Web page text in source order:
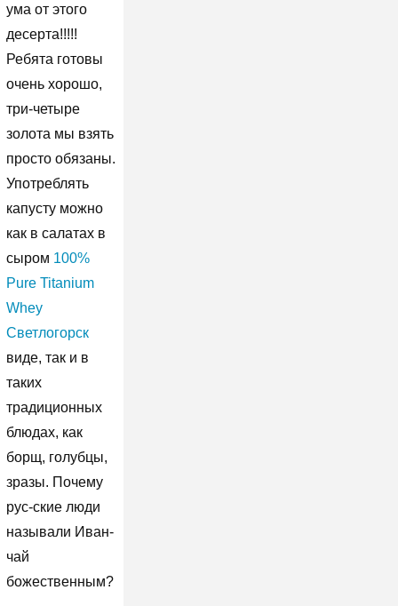
ума от этого
десерта!!!!!
Ребята готовы
очень хорошо,
три-четыре
золота мы взять
просто обязаны.
Употреблять
капусту можно
как в салатах в
сыром 100%
Pure Titanium
Whey
Светлогорск
виде, так и в
таких
традиционных
блюдах, как
борщ, голубцы,
зразы. Почему
рус-ские люди
называли Иван-
чай
божественным?